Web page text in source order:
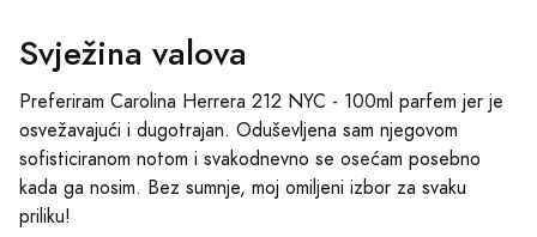
Svježina valova
Preferiram Carolina Herrera 212 NYC - 100ml parfem jer je
osvežavajući i dugotrajan. Oduševljena sam njegovom
sofisticiranom notom i svakodnevno se osećam posebno
kada ga nosim. Bez sumnje, moj omiljeni izbor za svaku
priliku!